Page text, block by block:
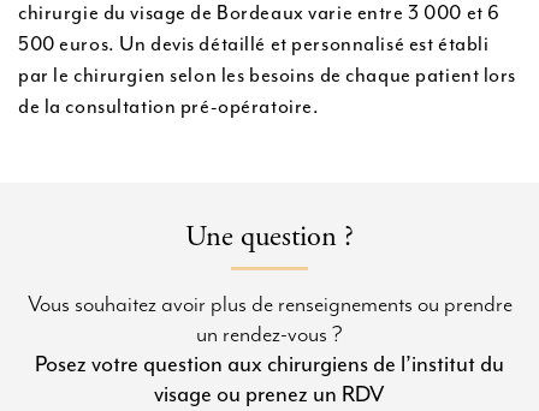
chirurgie du visage de Bordeaux varie entre 3 000 et 6
500 euros. Un devis détaillé et personnalisé est établi
par le chirurgien selon les besoins de chaque patient lors
de la consultation pré-opératoire.
Une question ?
Vous souhaitez avoir plus de renseignements ou prendre
un rendez-vous ?
Posez votre question aux chirurgiens de l’institut du
visage ou prenez un RDV